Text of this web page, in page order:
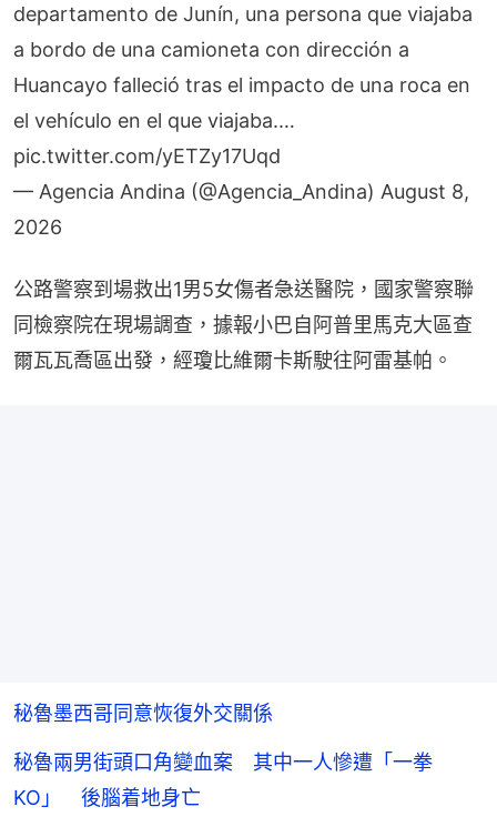
departamento de Junín, una persona que viajaba
a bordo de una camioneta con dirección a
Huancayo falleció tras el impacto de una roca en
el vehículo en el que viajaba.…
pic.twitter.com/yETZy17Uqd
— Agencia Andina (@Agencia_Andina) August 8,
2026
公路警察到場救出1男5女傷者急送醫院，國家警察聯
同檢察院在現場調查，據報小巴自阿普里馬克大區查
爾瓦瓦喬區出發，經瓊比維爾卡斯駛往阿雷基帕。
秘魯墨西哥同意恢復外交關係
秘魯兩男街頭口角變血案 其中一人慘遭「一拳
KO」 後腦着地身亡